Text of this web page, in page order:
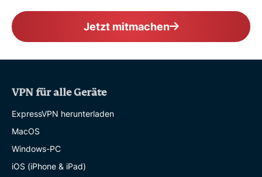
Jetzt mitmachen
VPN für alle Geräte
ExpressVPN herunterladen
MacOS
Windows-PC
iOS (iPhone & iPad)